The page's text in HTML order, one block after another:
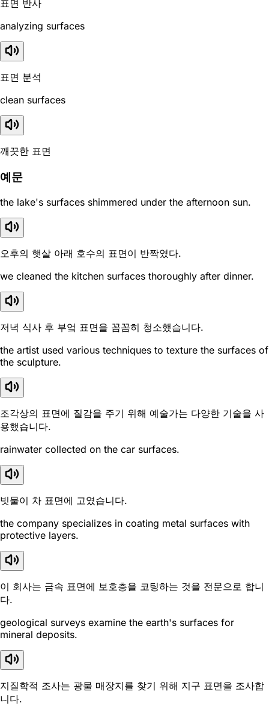
표면 반사
analyzing surfaces
표면 분석
clean surfaces
깨끗한 표면
예문
the lake's surfaces shimmered under the afternoon sun.
오후의 햇살 아래 호수의 표면이 반짝였다.
we cleaned the kitchen surfaces thoroughly after dinner.
저녁 식사 후 부엌 표면을 꼼꼼히 청소했습니다.
the artist used various techniques to texture the surfaces of
the sculpture.
조각상의 표면에 질감을 주기 위해 예술가는 다양한 기술을 사
용했습니다.
rainwater collected on the car surfaces.
빗물이 차 표면에 고였습니다.
the company specializes in coating metal surfaces with
protective layers.
이 회사는 금속 표면에 보호층을 코팅하는 것을 전문으로 합니
다.
geological surveys examine the earth's surfaces for
mineral deposits.
지질학적 조사는 광물 매장지를 찾기 위해 지구 표면을 조사합
니다.